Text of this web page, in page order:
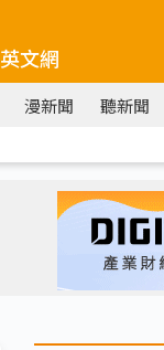
英文網
漫新聞 聽新聞